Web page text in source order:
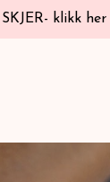
klikk her